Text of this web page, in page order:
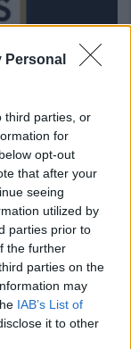
Personal
third parties, or
for
opt-out
that after your
seeing
utilized by
parties prior to
the further
parties on the
may
IAB’s List of
it to other
a domenica
La Lega Pro,
del primo turno